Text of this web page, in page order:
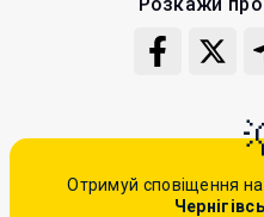
Отримуй сповіщення